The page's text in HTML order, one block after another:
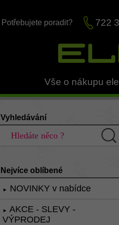
Potřebujete poradit? 722
Vše o nákupu
Vyhledávání
Nejvíce oblíbené
► NOVINKY v nabídce
►
AKCE - SLEVY -
VÝPRODEJ